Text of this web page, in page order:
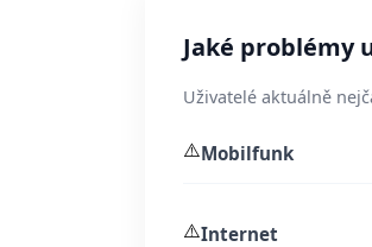
Jaké problémy
Uživatelé aktuálně
⚠️Mobilfunk
⚠️Internet